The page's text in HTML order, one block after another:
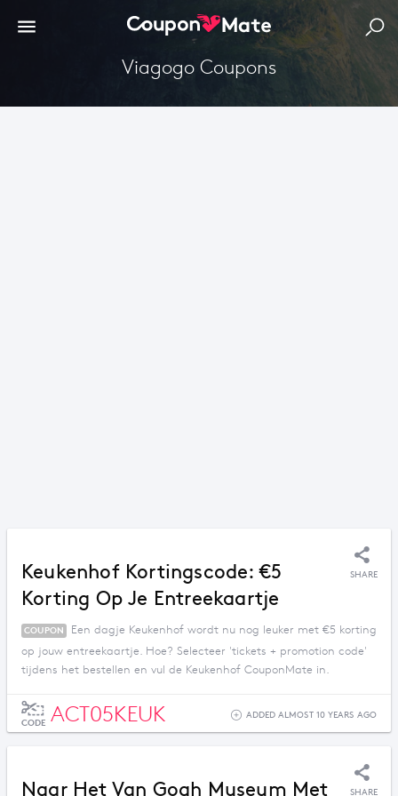
viagogo Coupons
Keukenhof Kortingscode: €5
Korting Op Je Entreekaartje
SHARE
COUPON
Een dagje Keukenhof wordt nu nog leuker met €5 korting
op jouw entreekaartje. Hoe? Selecteer 'tickets + promotion code'
tijdens het bestellen en vul de Keukenhof CouponMate in.
CODE ACT05KEUK ADDED ALMOST 10 YEARS AGO
Naar Het Van Gogh Museum Met SHARE